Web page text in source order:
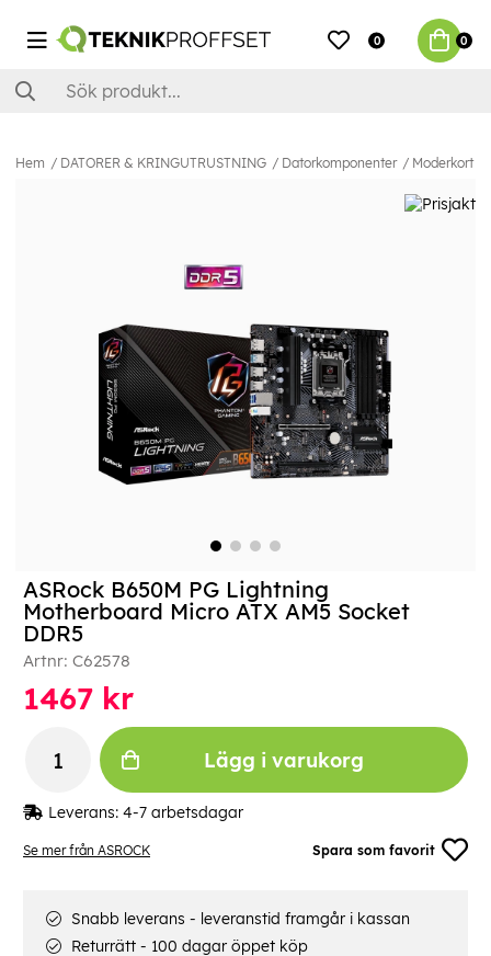
0 0
Hem DATORER & KRINGUTRUSTNING Datorkomponenter Moderkort
Se mer från ASROCK Spara som favorit
ASRock B650M PG Lightning
Motherboard Micro ATX AM5 Socket
DDR5
Artnr: C62578
1467 kr
Lägg i varukorg
Leverans: 4-7 arbetsdagar
Snabb leverans - leveranstid framgår i kassan
Returrätt - 100 dagar öppet köp